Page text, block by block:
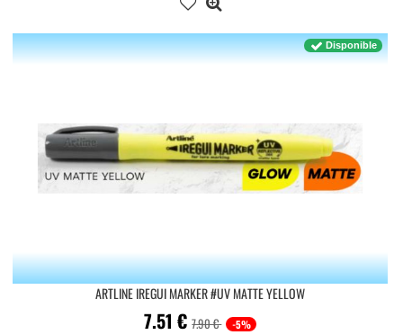
ARTLINE IREGUI MARKER #UV MATTE YELLOW
7.51€7.90 € -5%
Disponible